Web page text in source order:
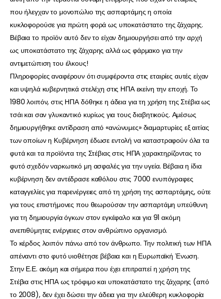
που ήλεγχαν το μονοπώλιο της ασπαρτάμης η οποία
κυκλοφορούσε για πρώτη φορά ως υποκατάστατο της ζάχαρης.
Βέβαια το προϊόν αυτό δεν το είχαν δημιουργήσει από την αρχή
ως υποκατάστατο της ζάχαρης αλλά ως φάρμακο για την
αντιμετώπιση του έλκους!
Πληροφορίες αναφέρουν ότι συμφέροντα στις εταιρίες αυτές είχαν
και υψηλά κυβερνητικά στελέχη στις ΗΠΑ εκείνη την εποχή. Το
1980 λοιπόν, στις ΗΠΑ δόθηκε η άδεια για τη χρήση της Στέβια ως
τσάι και σαν γλυκαντικό κυρίως για τους διαβητικούς. Αμέσως
δημιουργήθηκε αντίδραση από «ανώνυμες» διαμαρτυρίες εξ αιτίας
των οποίων η Κυβέρνηση έδωσε εντολή να καταστραφούν όλα τα
φυτά και τα προϊόντα της Στέβιας στις ΗΠΑ χαρακτηρίζοντας το
φυτό σχεδόν ναρκωτικό μη ασφαλές για την υγεία. Βέβαια η ίδια
κυβέρνηση δεν αντέδρασε καθόλου στις 7000 ενυπόγραφες
καταγγελίες για παρενέργειες από τη χρήση της ασπαρτάμης, ούτε
για τους επιστήμονες που θεωρούσαν την ασπαρτάμη υπεύθυνη
για τη δημιουργία όγκων στον εγκέφαλο και για 91 ακόμη
ανεπιθύμητες ενέργειες στον ανθρώπινο οργανισμό.
Το κέρδος λοιπόν πάνω από τον άνθρωπο. Την πολιτική των ΗΠΑ
απέναντι στο φυτό υιοθέτησε βέβαια και η Ευρωπαϊκή Ένωση.
Στην Ε.Ε. ακόμη και σήμερα που έχει επιτραπεί η χρήση της
Στέβια στις ΗΠΑ ως τρόφιμο και υποκατάστατο της ζάχαρης (από
το 2008), δεν έχει δώσει την άδεια για την ελεύθερη κυκλοφορία